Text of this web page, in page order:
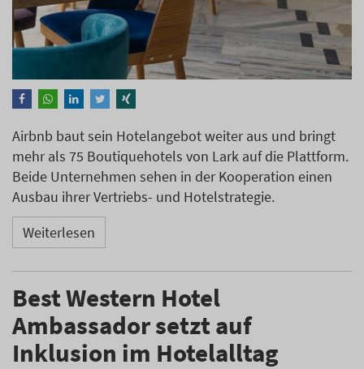
Airbnb baut sein Hotelangebot weiter aus und bringt
mehr als 75 Boutiquehotels von Lark auf die Plattform.
Beide Unternehmen sehen in der Kooperation einen
Ausbau ihrer Vertriebs- und Hotelstrategie.
Weiterlesen
Best Western Hotel
Ambassador setzt auf
Inklusion im Hotelalltag